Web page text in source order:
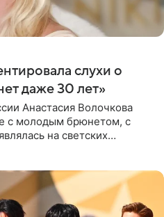
слухи о
даже 30 лет»
Анастасия Волочкова
с молодым брюнетом, с
на светских